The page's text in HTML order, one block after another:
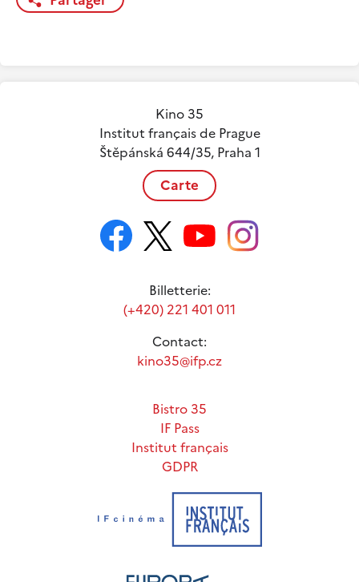
Kino 35
Institut français de Prague
Štěpánská 644/35, Praha 1
Carte
Billetterie:
(+420) 221 401 011
Contact:
kino35@ifp.cz
Bistro 35
IF Pass
Institut français
GDPR